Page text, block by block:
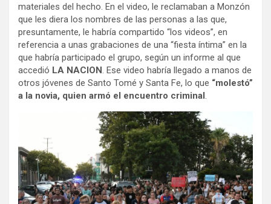
materiales del hecho. En el video, le reclamaban a Monzón
que les diera los nombres de las personas a las que,
presuntamente, le habría compartido “los videos”, en
referencia a unas grabaciones de una “fiesta íntima” en la
que habría participado el grupo, según un informe al que
accedió LA NACION. Ese video habría llegado a manos de
otros jóvenes de Santo Tomé y Santa Fe, lo que “molestó”
a la novia, quien armó el encuentro criminal.